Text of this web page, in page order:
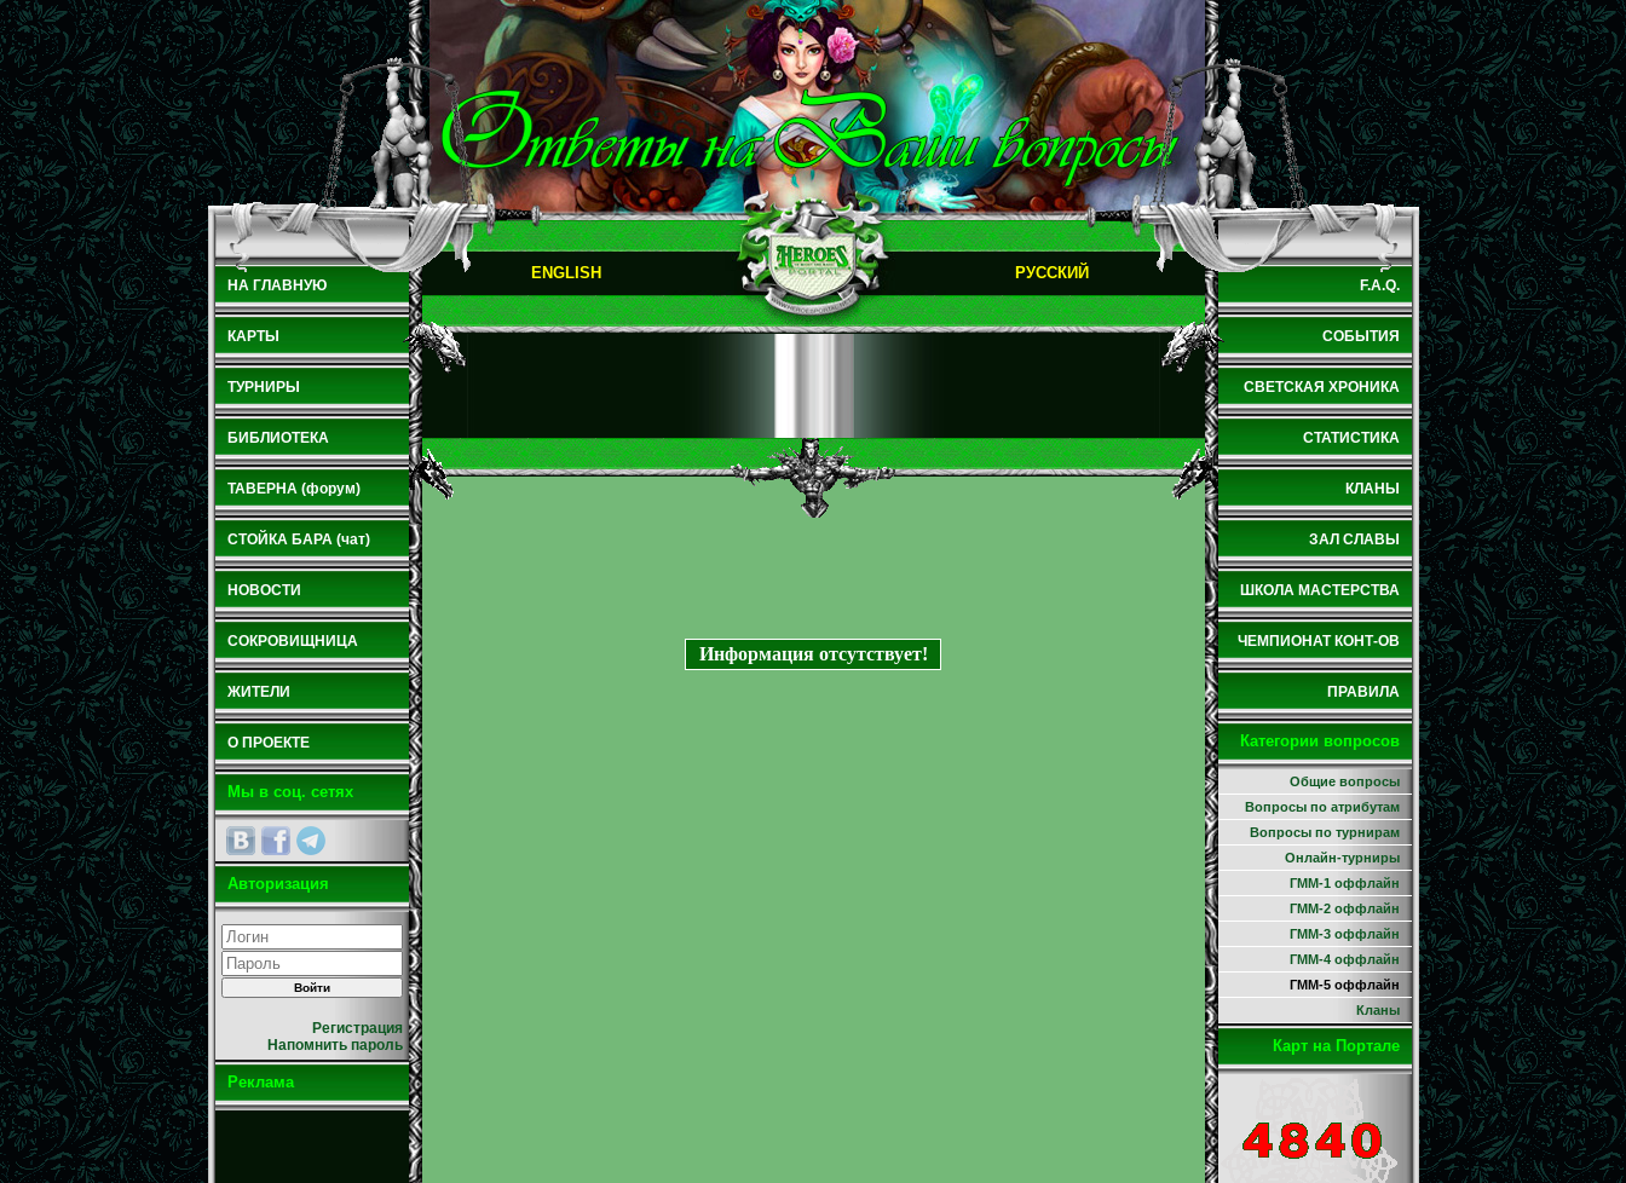
НА ГЛАВНУЮ
КАРТЫ
ТУРНИРЫ
БИБЛИОТЕКА
ТАВЕРНА (форум)
СТОЙКА БАРА (чат)
НОВОСТИ
СОКРОВИЩНИЦА
ЖИТЕЛИ
О ПРОЕКТЕ
Мы в соц. сетях
Авторизация
Регистрация
Напомнить пароль
Реклама
ENGLISH РУССКИЙ
Информация отсутствует!
F.A.Q.
СОБЫТИЯ
СВЕТСКАЯ ХРОНИКА
СТАТИСТИКА
КЛАНЫ
ЗАЛ СЛАВЫ
ШКОЛА МАСТЕРСТВА
ЧЕМПИОНАТ КОНТ-ОВ
ПРАВИЛА
Категории вопросов
Общие вопросы
Вопросы по атрибутам
Вопросы по турнирам
Онлайн-турниры
ГММ-1 оффлайн
ГММ-2 оффлайн
ГММ-3 оффлайн
ГММ-4 оффлайн
ГММ-5 оффлайн
Кланы
Карт на Портале